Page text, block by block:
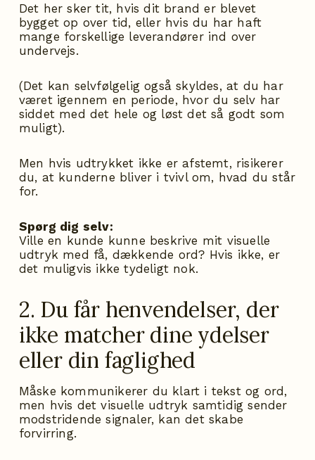
Det her sker tit, hvis dit brand er blevet
bygget op over tid, eller hvis du har haft
mange forskellige leverandører ind over
undervejs.
(Det kan selvfølgelig også skyldes, at du har
været igennem en periode, hvor du selv har
siddet med det hele og løst det så godt som
muligt).
Men hvis udtrykket ikke er afstemt, risikerer
du, at kunderne bliver i tvivl om, hvad du står
for.
Spørg dig selv:
Ville en kunde kunne beskrive mit visuelle
udtryk med få, dækkende ord? Hvis ikke, er
det muligvis ikke tydeligt nok.
2. Du får henvendelser, der
ikke matcher dine ydelser
eller din faglighed
Måske kommunikerer du klart i tekst og ord,
men hvis det visuelle udtryk samtidig sender
modstridende signaler, kan det skabe
forvirring.